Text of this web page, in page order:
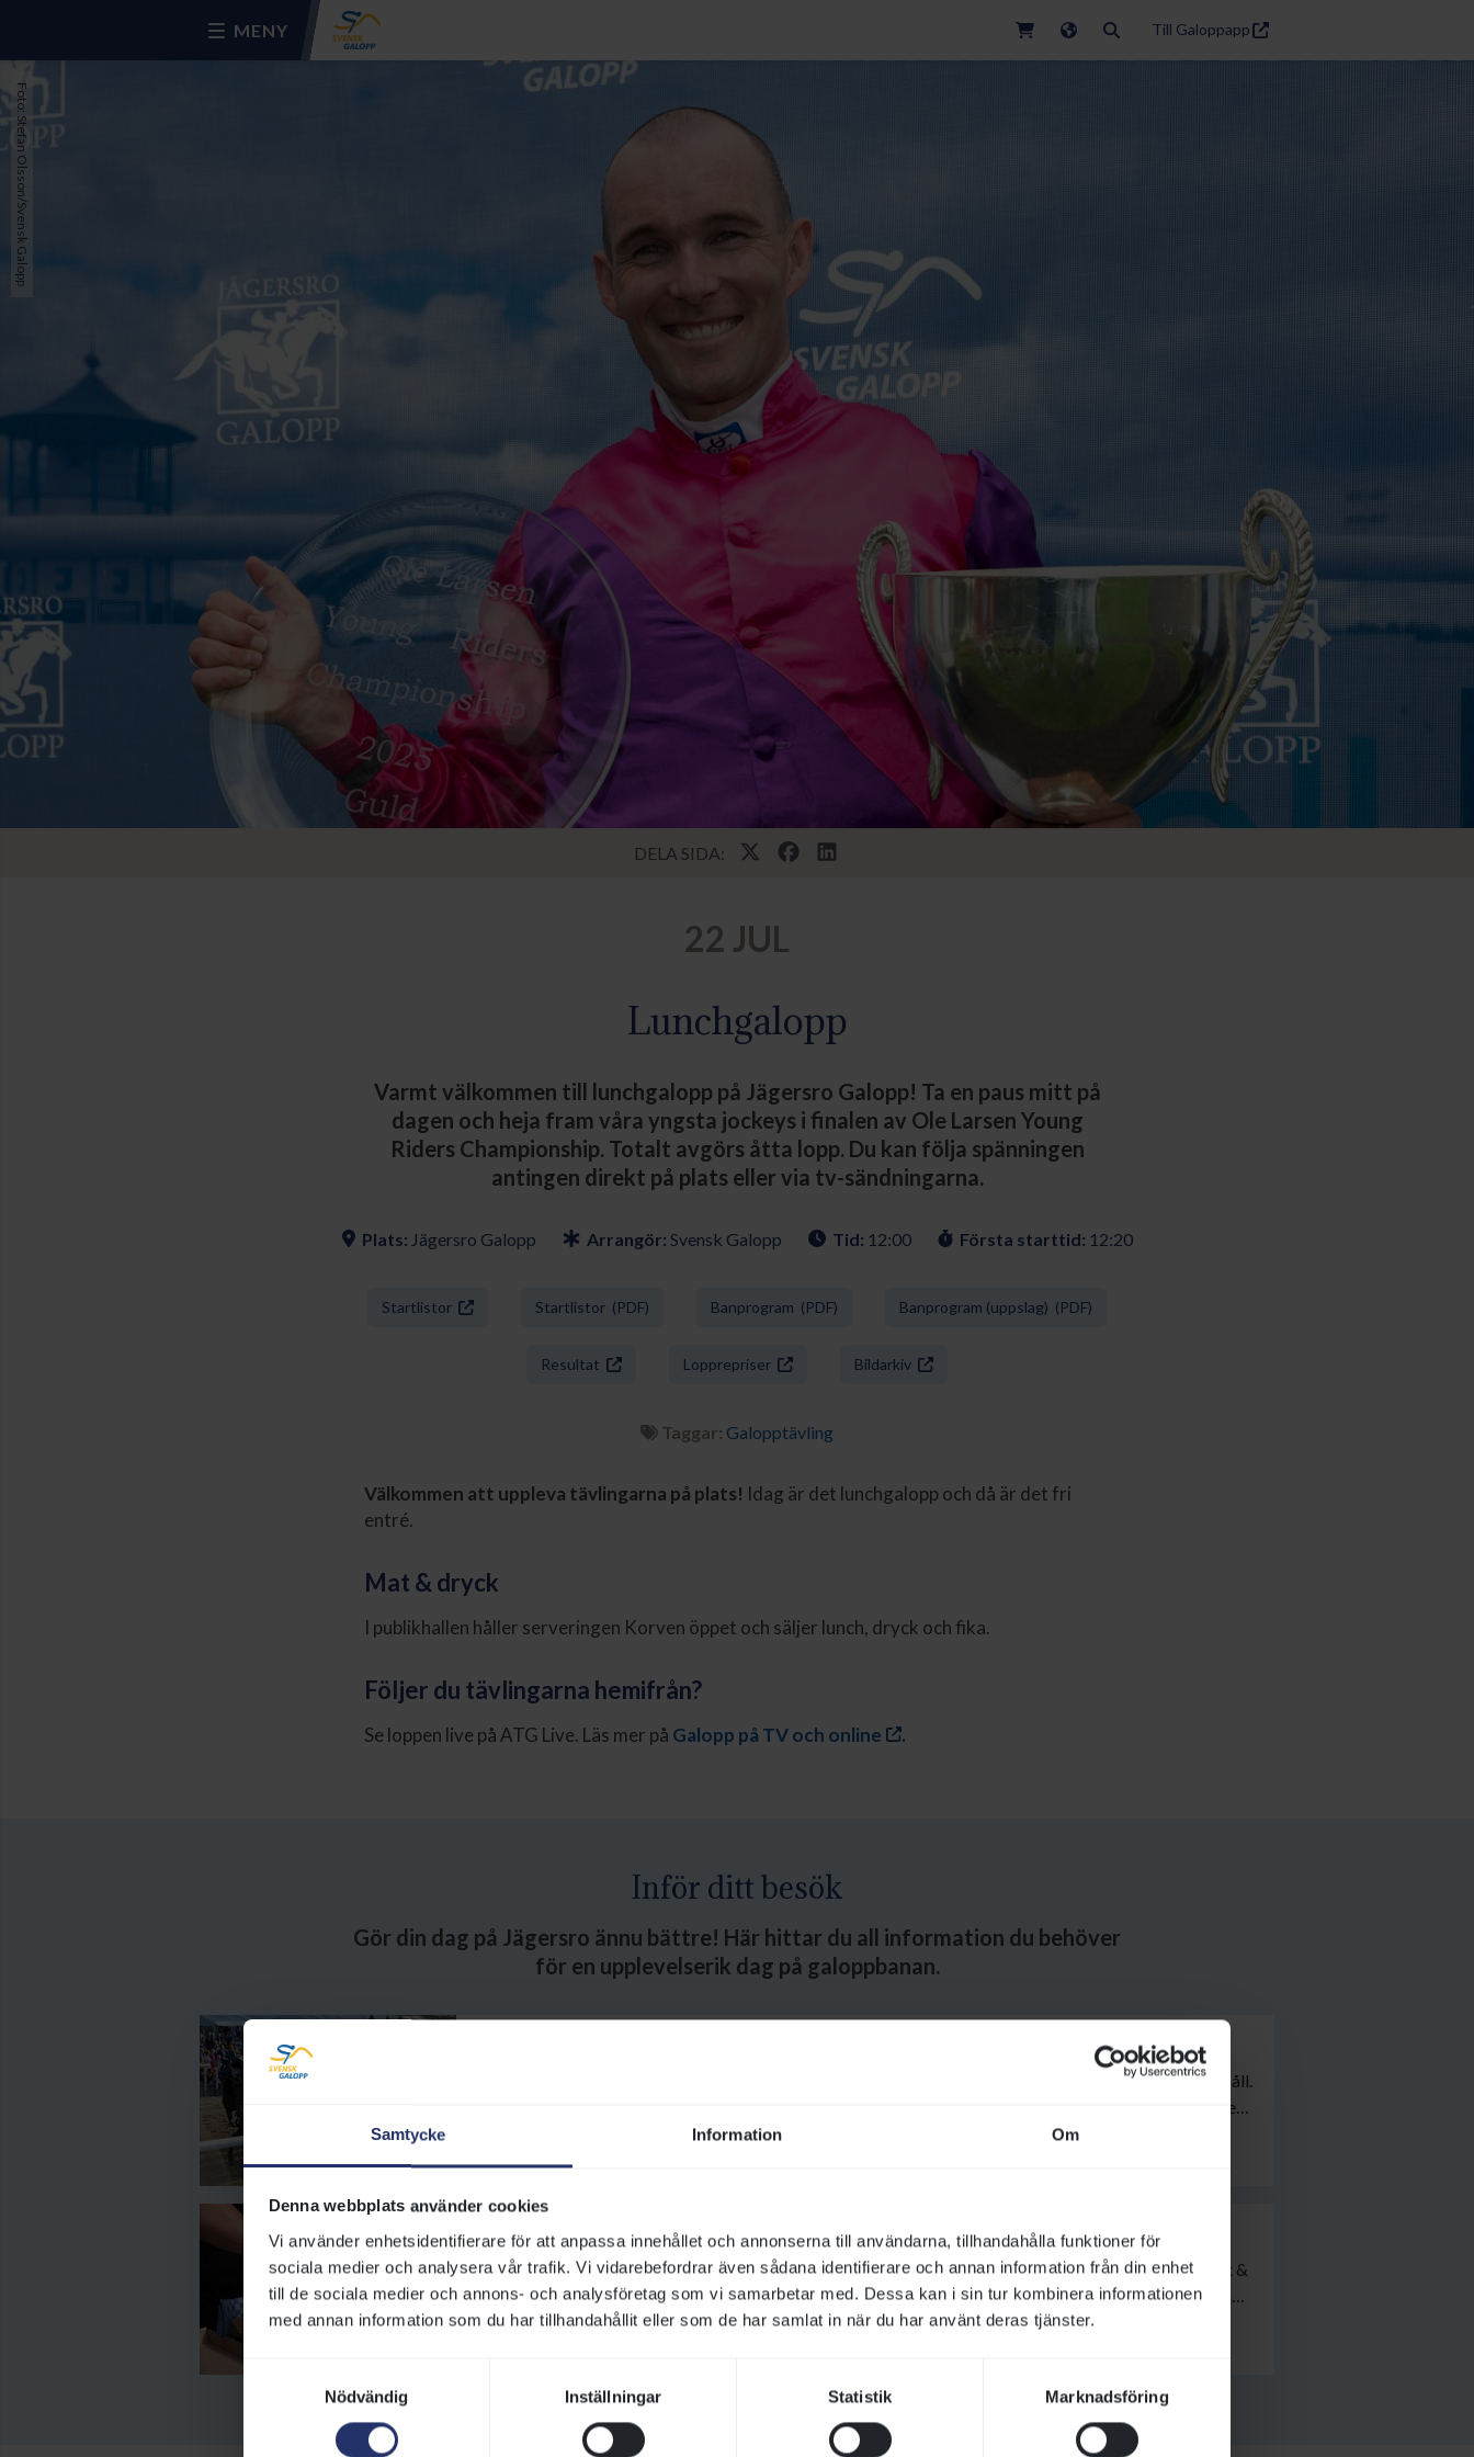
Samtycke Information Om
Denna webbplats använder cookies
Vi använder enhetsidentifierare för att anpassa innehållet och annonserna till användarna, tillhandahålla funktioner för
sociala medier och analysera vår trafik. Vi vidarebefordrar även sådana identifierare och annan information från din enhet
till de sociala medier och annons- och analysföretag som vi samarbetar med. Dessa kan i sin tur kombinera informationen
med annan information som du har tillhandahållit eller som de har samlat in när du har använt deras tjänster.
Samtyckesval
Nödvändig
Inställningar Statistik Marknadsföring
MENY Till Galoppapp
Foto: Stefan Olsson/Svensk Galopp
DELA SIDA:
22 JUL
Lunchgalopp
Varmt välkommen till lunchgalopp på Jägersro Galopp! Ta en paus mitt på
dagen och heja fram våra yngsta jockeys i finalen av Ole Larsen Young
Riders Championship. Totalt avgörs åtta lopp. Du kan följa spänningen
antingen direkt på plats eller via tv-sändningarna.
Plats: Jägersro Galopp Arrangör: Svensk Galopp Tid: 12:00 Första starttid: 12:20
Startlistor Startlistor (PDF) Banprogram (PDF) Banprogram (uppslag) (PDF)
Resultat Lopprepriser Bildarkiv
Taggar: Galopptävling
Välkommen att uppleva tävlingarna på plats! Idag är det lunchgalopp och då är det fri
entré.
Mat & dryck
I publikhallen håller serveringen Korven öppet och säljer lunch, dryck och fika.
Följer du tävlingarna hemifrån?
Se loppen live på ATG Live. Läs mer på Galopp på TV och online .
Inför ditt besök
Gör din dag på Jägersro ännu bättre! Här hittar du all information du behöver
för en upplevelserik dag på galoppbanan.
Välkommen till Jägersro Galopp – en plats där du som besökare får uppleva galoppen på riktigt nära håll.
Här kan du se och lära dig mer om den häftiga galoppsporten tillsammans med vänner eller hela familjen.
Oavsett om du besöker oss för första gången eller är en återkommande gäst hoppas vi att du ska få en
härlig dag hos oss. Här har vi samlat praktisk information som kan vara bra att veta inför ditt besök.
Mat och dryck
Välkommen att ta del av vårt mat- och dryckesutbud på Jägersro Galopp. Maten serveras av Pembert &
Co. och våra serveringar håller endast öppet under tävlingsdagar. Utbudet varierar något beroende på
vilken dag det är och här kan du läsa mer om vad som serveras under respektive dagar.